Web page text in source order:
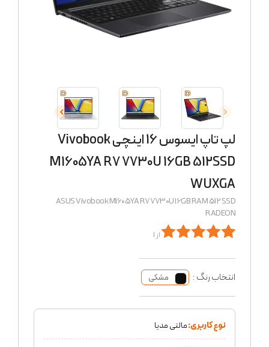
لپ تاپ ایسوس 16 اینچی Vivobook
M1605YA R7 7730U 16GB 512SSD
WUXGA
ASUS Vivobook M1605YA R7 7730U 16GB RAM 512 SSD
RADEON
از 1
انتخاب رنگ : مشکی
نوع کاربری:مالتی مدیا